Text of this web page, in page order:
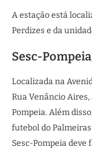
A estação está
Perdizes e da
Sesc-Pompeia
Localizada na
Rua Venâncio
Pompeia. Além
futebol do
Sesc-Pompeia deve